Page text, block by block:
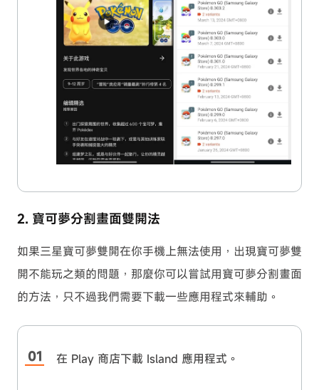
2. 寶可夢分割畫面雙開法
如果三星寶可夢雙開在你手機上無法使用，出現寶可夢雙
開不能玩之類的問題，那麼你可以嘗試用寶可夢分割畫面
的方法，只不過我們需要下載一些應用程式來輔助。
在 Play 商店下載 Island 應用程式。